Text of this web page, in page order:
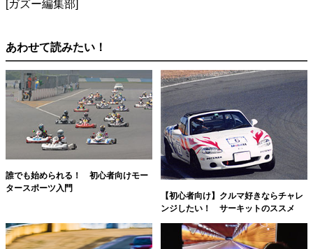
[ガズー編集部]
あわせて読みたい！
誰でも始められる！ 初心者向けモー
タースポーツ入門
【初心者向け】クルマ好きならチャレ
ンジしたい！ サーキットのススメ